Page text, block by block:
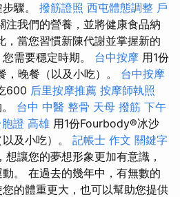
驟。 撥筋證照 西屯體態調整 戶
注我們的營養，並將健康食品納
，當您習慣新陳代謝並掌握新的
需要穩定時期。 台中按摩 用1份
晚餐（以及小吃）。 台中按摩
600 后里按摩推薦 按摩師執照
台中 中醫 整骨 天母 撥筋 下午
胞證 高雄 用1份Fourbody®冰沙
及小吃）。 記帳士 作文 關鍵字
讓您的夢想形象更加有意識，
。 在過去的幾年中，有無數的
的體重更大，也可以幫助您提供